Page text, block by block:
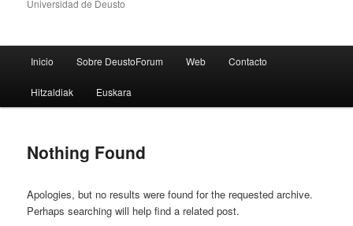
Universidad de Deusto
Skip to primary content
Skip to secondary content
Inicio Sobre DeustoForum Web Contacto
Hitzaldiak Euskara
Nothing Found
Apologies, but no results were found for the requested archive.
Perhaps searching will help find a related post.